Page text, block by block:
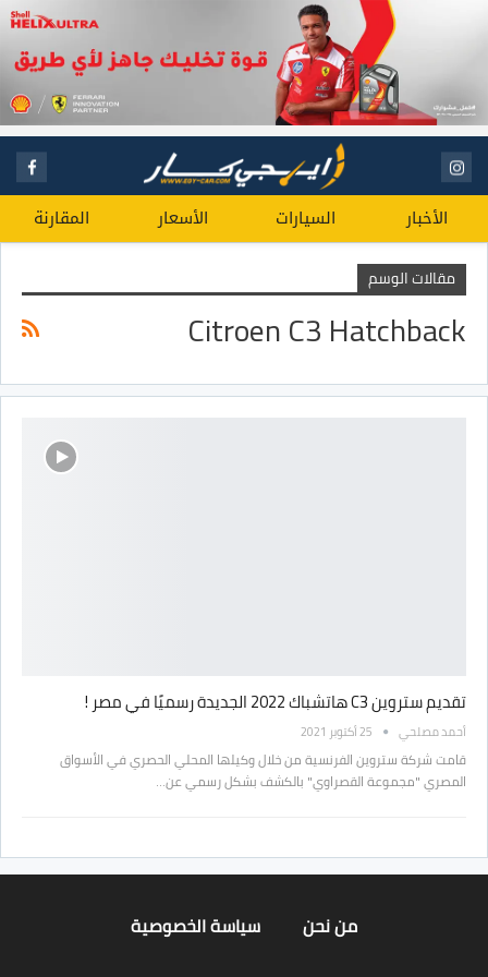
الأخبار السيارات الأسعار المقارنة
مقالات الوسم
Citroen C3 Hatchback
تقديم ستروين C3 هاتشباك 2022 الجديدة رسميًا في مصر !
أحمد مصلحي 25 أكتوبر 2021
قامت شركة ستروين الفرنسية من خلال وكيلها المحلي الحصري في الأسواق
المصري "مجموعة القصراوي" بالكشف بشكل رسمي عن…
من نحن سياسة الخصوصية